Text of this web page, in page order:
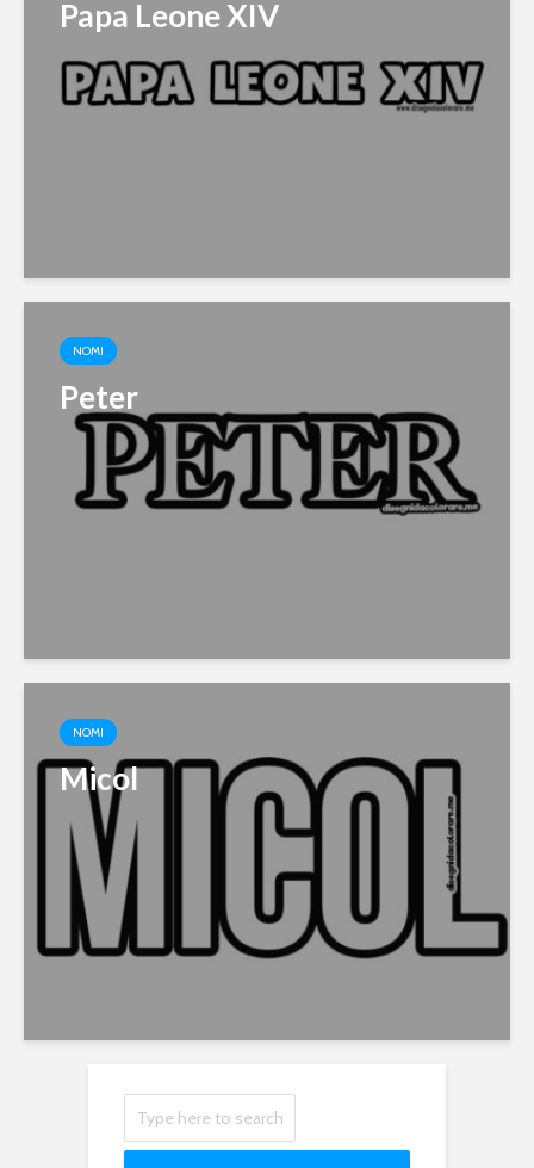
Papa Leone XIV
NOMI
Peter
NOMI
Micol